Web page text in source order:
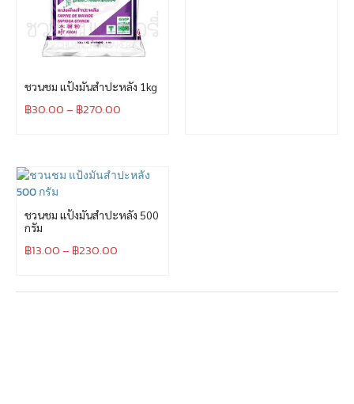
ชวนชม แป้งมันสำปะหลัง 1kg
฿30.00– ฿270.00
ชวนชม แป้งมันสำปะหลัง 500
กรัม
฿13.00– ฿230.00